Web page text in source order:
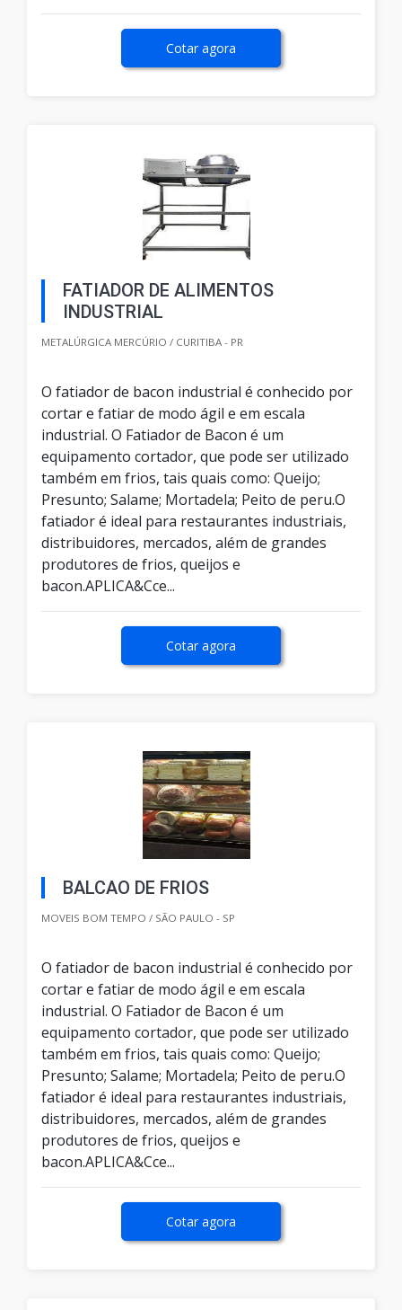
Cotar agora
FATIADOR DE ALIMENTOS
INDUSTRIAL
METALÚRGICA MERCÚRIO / CURITIBA - PR
O fatiador de bacon industrial é conhecido por
cortar e fatiar de modo ágil e em escala
industrial. O Fatiador de Bacon é um
equipamento cortador, que pode ser utilizado
também em frios, tais quais como: Queijo;
Presunto; Salame; Mortadela; Peito de peru.O
fatiador é ideal para restaurantes industriais,
distribuidores, mercados, além de grandes
produtores de frios, queijos e
bacon.APLICA&Cce...
Cotar agora
BALCAO DE FRIOS
MOVEIS BOM TEMPO / SÃO PAULO - SP
O fatiador de bacon industrial é conhecido por
cortar e fatiar de modo ágil e em escala
industrial. O Fatiador de Bacon é um
equipamento cortador, que pode ser utilizado
também em frios, tais quais como: Queijo;
Presunto; Salame; Mortadela; Peito de peru.O
fatiador é ideal para restaurantes industriais,
distribuidores, mercados, além de grandes
produtores de frios, queijos e
bacon.APLICA&Cce...
Cotar agora